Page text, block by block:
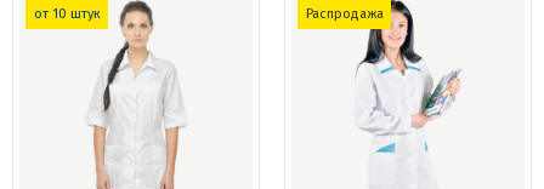
от 10 штук Распродажа